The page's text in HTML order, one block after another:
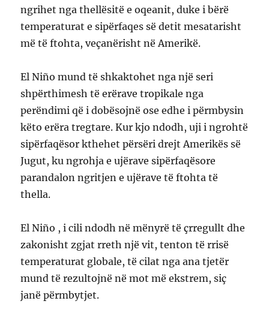
ngrihet nga thellësitë e oqeanit, duke i bërë
temperaturat e sipërfaqes së detit mesatarisht
më të ftohta, veçanërisht në Amerikë.
El Niño mund të shkaktohet nga një seri
shpërthimesh të erërave tropikale nga
perëndimi që i dobësojnë ose edhe i përmbysin
këto erëra tregtare. Kur kjo ndodh, uji i ngrohtë
sipërfaqësor kthehet përsëri drejt Amerikës së
Jugut, ku ngrohja e ujërave sipërfaqësore
parandalon ngritjen e ujërave të ftohta të
thella.
El Niño , i cili ndodh në mënyrë të çrregullt dhe
zakonisht zgjat rreth një vit, tenton të rrisë
temperaturat globale, të cilat nga ana tjetër
mund të rezultojnë në mot më ekstrem, siç
janë përmbytjet.